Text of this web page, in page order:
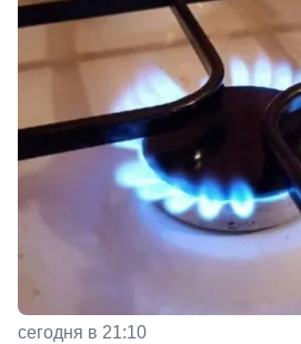
сегодня в 21:10